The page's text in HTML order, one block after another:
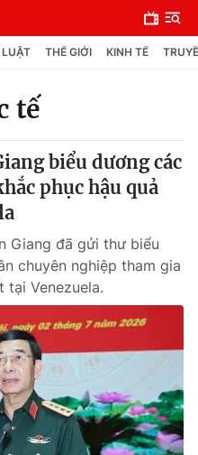
THẾ GIỚI KINH TẾ
tế
biểu dương các
phục hậu quả
Giang đã gửi thư biểu
chuyên nghiệp tham gia
tại Venezuela.